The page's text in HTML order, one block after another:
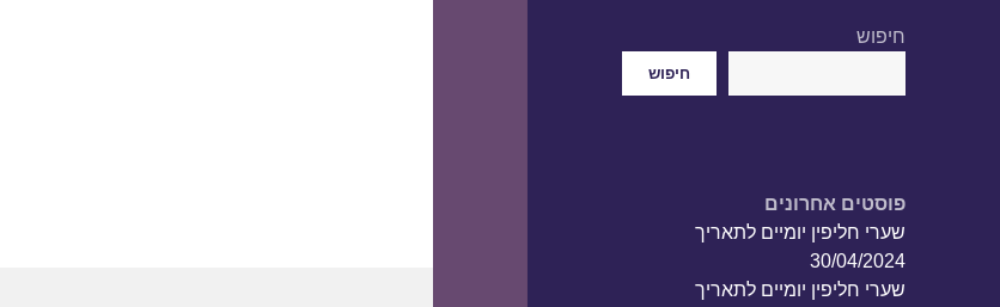
חיפוש
חיפוש
פוסטים אחרונים
שערי חליפין יומיים לתאריך
30/04/2024
שערי חליפין יומיים לתאריך